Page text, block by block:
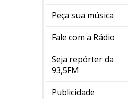
Peça sua música
Fale com a Rádio
Seja repórter da
93,5FM
Publicidade